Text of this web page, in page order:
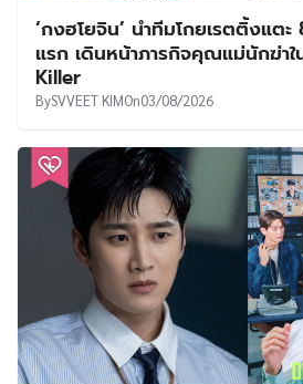
‘กงฮโยจิน’ นำทีมโกยเรตติ้งแต
แรก เดินหน้าภารกิจคุณแม่นักฆ่า
Killer
BySVVEET KIMOn03/08/2026